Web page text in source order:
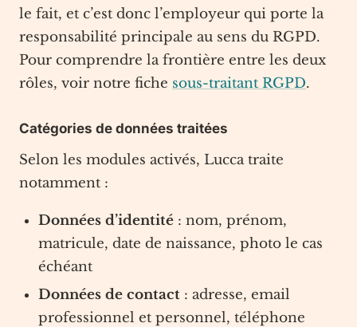
le fait, et c’est donc l’employeur qui porte la
responsabilité principale au sens du RGPD.
Pour comprendre la frontière entre les deux
rôles, voir notre fiche sous-traitant RGPD.
Catégories de données traitées
Selon les modules activés, Lucca traite
notamment :
Données d’identité : nom, prénom,
matricule, date de naissance, photo le cas
échéant
Données de contact : adresse, email
professionnel et personnel, téléphone